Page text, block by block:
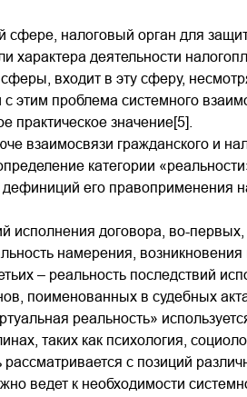
сфере, налоговый орган для
характера деятельности
входит в эту сферу,
этим проблема системного
практическое значение[5].
взаимосвязи гражданского и
категории
его правоприменения
исполнения договора, во-
намерения,
– реальность последствий
поименованных в судебных
реальность»
таких как психология,
с позиций
ведет к необходимости